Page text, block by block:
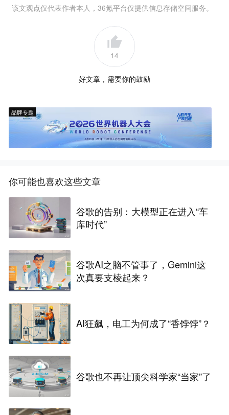
该文观点仅代表作者本人，36氪平台仅提供信息存储空间服务。
14
好文章，需要你的鼓励
品牌专题
你可能也喜欢这些文章
谷歌的告别：大模型正在进入“车
库时代”
谷歌AI之脑不管事了，Gemini这
次真要支棱起来？
AI狂飙，电工为何成了“香饽饽”？
谷歌也不再让顶尖科学家“当家”了